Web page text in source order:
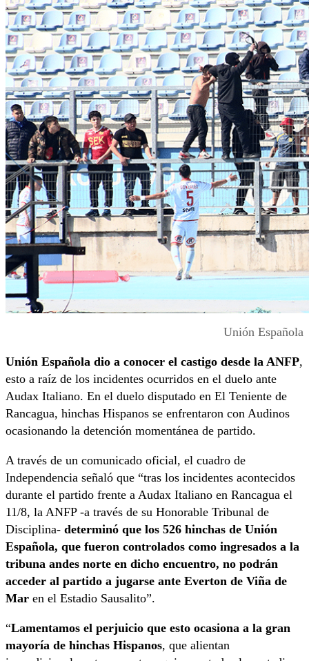
Unión Española
Unión Española dio a conocer el castigo desde la ANFP,
esto a raíz de los incidentes ocurridos en el duelo ante
Audax Italiano. En el duelo disputado en El Teniente de
Rancagua, hinchas Hispanos se enfrentaron con Audinos
ocasionando la detención momentánea de partido.
A través de un comunicado oficial, el cuadro de
Independencia señaló que “tras los incidentes acontecidos
durante el partido frente a Audax Italiano en Rancagua el
11/8, la ANFP -a través de su Honorable Tribunal de
Disciplina- determinó que los 526 hinchas de Unión
Española, que fueron controlados como ingresados a la
tribuna andes norte en dicho encuentro, no podrán
acceder al partido a jugarse ante Everton de Viña de
Mar en el Estadio Sausalito”.
“Lamentamos el perjuicio que esto ocasiona a la gran
mayoría de hinchas Hispanos, que alientan